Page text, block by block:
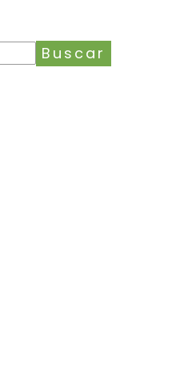
Buscar